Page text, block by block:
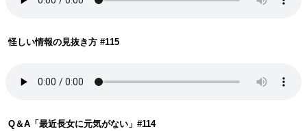
怪しい情報の見抜き方 #115
Q＆A「最近長女に元気がない」 #114